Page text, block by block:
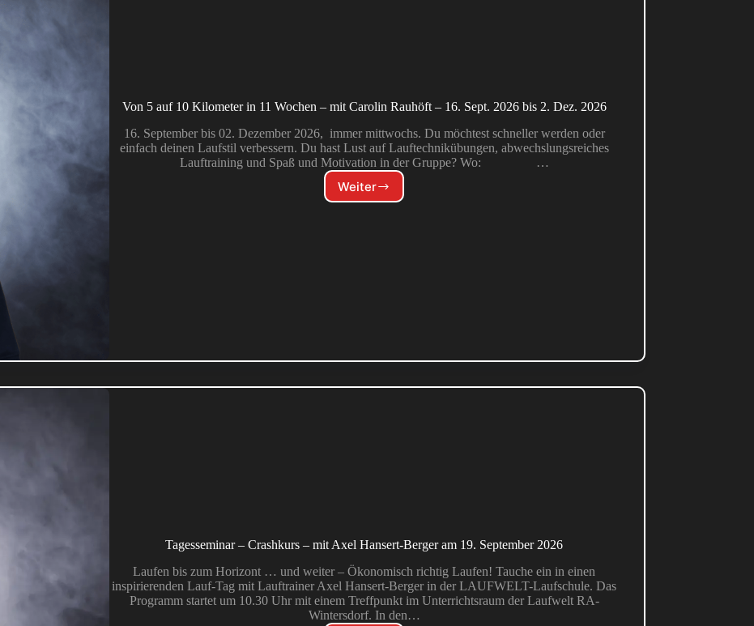
Von 5 auf 10 Kilometer in 11 Wochen – mit Carolin Rauhöft – 16. Sept. 2026 bis 2. Dez. 2026
16. September bis 02. Dezember 2026, immer mittwochs. Du möchtest schneller werden oder
einfach deinen Laufstil verbessern. Du hast Lust auf Lauftechnikübungen, abwechslungsreiches
Lauftraining und Spaß und Motivation in der Gruppe? Wo: …
Weiter
Tagesseminar – Crashkurs – mit Axel Hansert-Berger am 19. September 2026
Laufen bis zum Horizont … und weiter – Ökonomisch richtig Laufen! Tauche ein in einen
inspirierenden Lauf-Tag mit Lauftrainer Axel Hansert-Berger in der LAUFWELT-Laufschule. Das
Programm startet um 10.30 Uhr mit einem Treffpunkt im Unterrichtsraum der Laufwelt RA-
Wintersdorf. In den…